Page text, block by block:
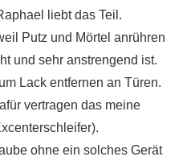
liebt das Teil.
Putz und Mörtel anrühren
und sehr anstrengend ist.
Lack entfernen an Türen.
vertragen das meine
ohne ein solches Gerät